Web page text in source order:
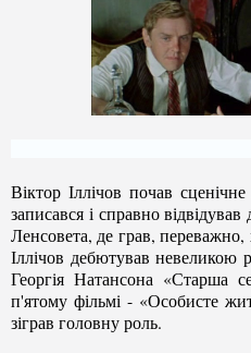
Віктор Іллічов почав
записався і справно
Ленсовета, де грав, переважно,
Іллічов дебютував невеликою
Георгія Натансона «Старша
п'ятому фільмі - «Особисте
зіграв головну роль.